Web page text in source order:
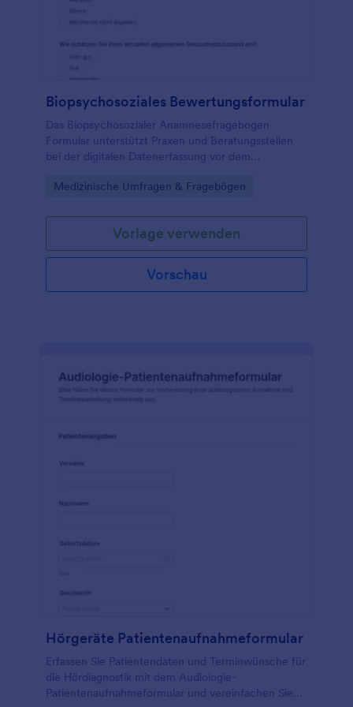
Biopsychosoziales Bewertungsformular
Das Biopsychosozialer Anamnesefragebogen
Formular unterstützt Praxen und Beratungsstellen
bei der digitalen Datenerfassung vor dem
Ressourcen frühzeitig sichtbar werden.
Go to Category:
Medizinische Umfragen & Fragebögen
Vorlage verwenden
Vorschau
Hörgeräte Patientenaufnahmeformular
Erfassen Sie Patientendaten und Terminwünsche für
die Hördiagnostik mit dem Audiologie-
Patientenaufnahmeformular und vereinfachen Sie